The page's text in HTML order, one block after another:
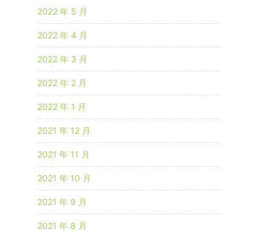
2022 年 5 月
2022 年 4 月
2022 年 3 月
2022 年 2 月
2022 年 1 月
2021 年 12 月
2021 年 11 月
2021 年 10 月
2021 年 9 月
2021 年 8 月